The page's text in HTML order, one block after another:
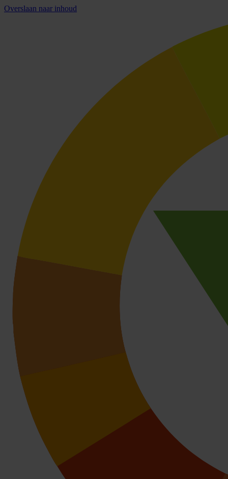
Overslaan naar inhoud